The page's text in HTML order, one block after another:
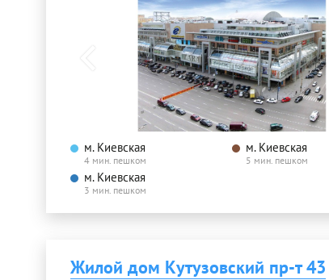
м. Киевская
4 мин. пешком
м. Киевская
5 мин. пешком
м. Киевская
3 мин. пешком
Жилой дом Кутузовский пр-т 43